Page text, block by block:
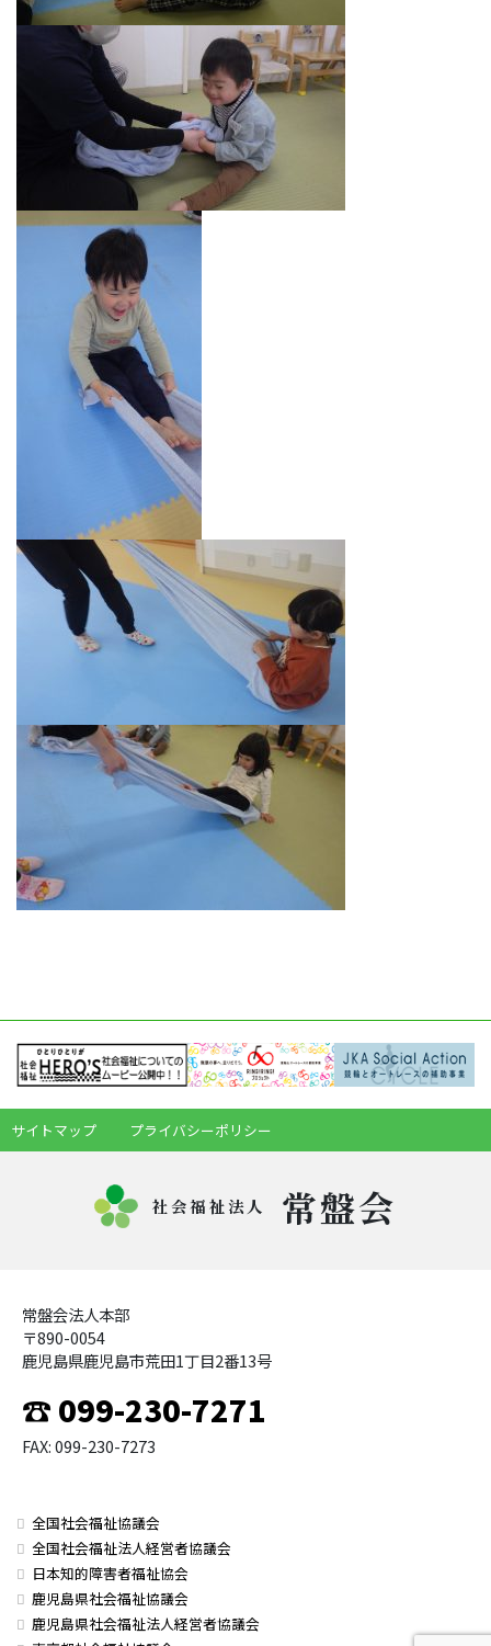
サイトマップ プライバシーポリシー
社会福祉法人 常盤会
常盤会法人本部
〒890-0054
鹿児島県鹿児島市荒田1丁目2番13号
☎ 099-230-7271
FAX: 099-230-7273
全国社会福祉協議会
全国社会福祉法人経営者協議会
日本知的障害者福祉協会
鹿児島県社会福祉協議会
鹿児島県社会福祉法人経営者協議会